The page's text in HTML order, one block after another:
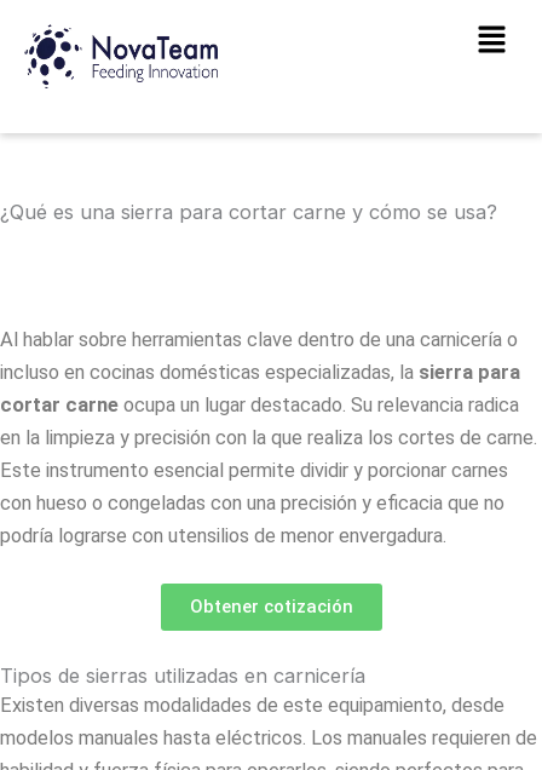
contenido
Main
¿Qué es una sierra para cortar carne y cómo se usa?
Al hablar sobre herramientas clave dentro de una carnicería o
incluso en cocinas domésticas especializadas, la sierra para
cortar carne ocupa un lugar destacado. Su relevancia radica
en la limpieza y precisión con la que realiza los cortes de carne.
Este instrumento esencial permite dividir y porcionar carnes
con hueso o congeladas con una precisión y eficacia que no
podría lograrse con utensilios de menor envergadura.
Obtener cotización
Tipos de sierras utilizadas en carnicería
Existen diversas modalidades de este equipamiento, desde
modelos manuales hasta eléctricos. Los manuales requieren de